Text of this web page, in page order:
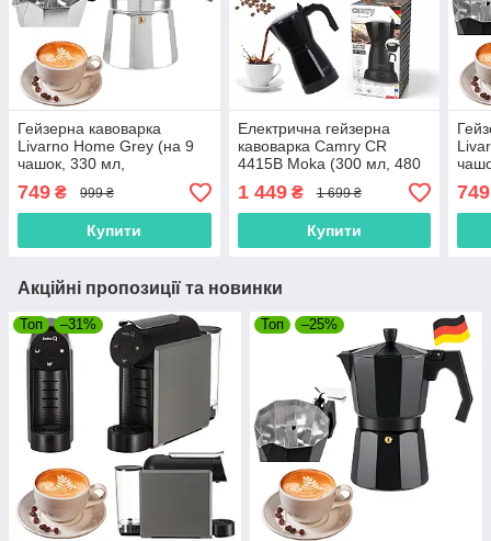
Гейзерна кавоварка
Livarno Home Grey (на 9
чашок, 330 мл,
Німеччина)
749 ₴ 999 ₴
Купити
Електрична гейзерна
кавоварка Camry CR
4415B Moka (300 мл, 480
1 449₴ 1 699 ₴
Купити
749
Акційні пропозиції та новинки
Топ –31% Топ –25%